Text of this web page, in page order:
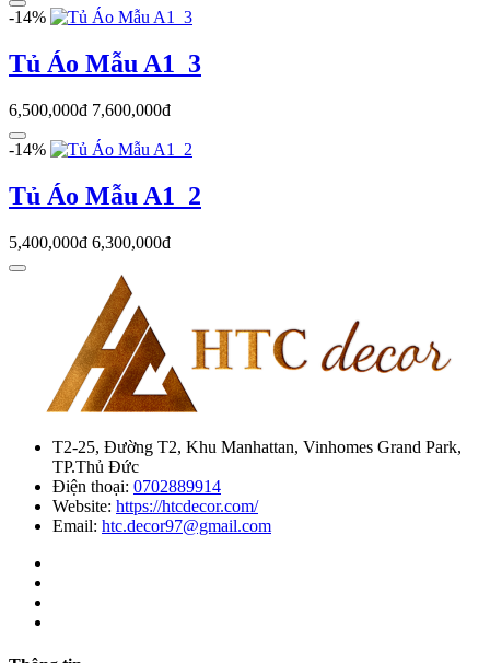
-14%
Tủ Áo Mẫu A1_3
6,500,000đ 7,600,000đ
-14%
Tủ Áo Mẫu A1_2
5,400,000đ 6,300,000đ
T2-25, Đường T2, Khu Manhattan, Vinhomes Grand Park,
TP.Thủ Đức
Điện thoại: 0702889914
Website: https://htcdecor.com/
Email: htc.decor97@gmail.com